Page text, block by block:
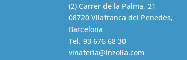
(2) Carrer de la Palma, 21
08720 Vilafranca del Penedès,
Barcelona
Tel.93 676 68 30
vinateria@inzolia.com